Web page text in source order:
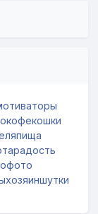
кофекошки
пища
радость
фото
хозяиншутки